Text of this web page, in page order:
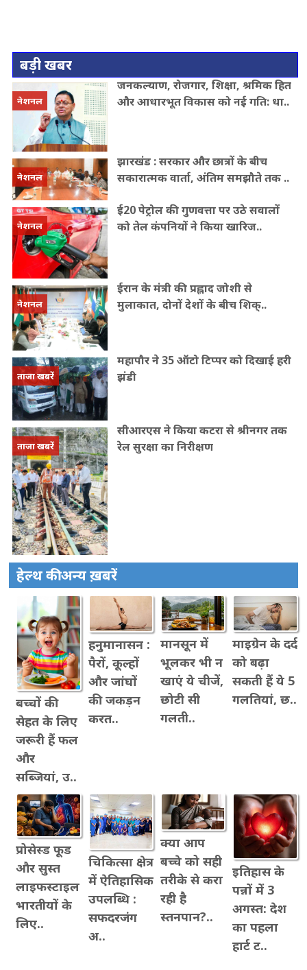
बड़ी खबर
नेशनल
जनकल्याण, रोजगार, शिक्षा, श्रमिक हित
और आधारभूत विकास को नई गति: धा..
नेशनल
झारखंड : सरकार और छात्रों के बीच
सकारात्मक वार्ता, अंतिम समझौते तक ..
नेशनल
ई20 पेट्रोल की गुणवत्ता पर उठे सवालों
को तेल कंपनियों ने किया खारिज..
नेशनल
ईरान के मंत्री की प्रह्लाद जोशी से
मुलाकात, दोनों देशों के बीच शिक्..
ताजा खबरें
महापौर ने 35 ऑटो टिप्पर को दिखाई हरी
झंडी
ताजा खबरें
सीआरएस ने किया कटरा से श्रीनगर तक
रेल सुरक्षा का निरीक्षण
हेल्थ की अन्य ख़बरें
बच्चों की
सेहत के लिए
जरूरी हैं फल
और
सब्जियां, उ..
हनुमानासन :
पैरों, कूल्हों
और जांघों
की जकड़न
करत..
मानसून में
भूलकर भी न
खाएं ये चीजें,
छोटी सी
गलती..
माइग्रेन के दर्द
को बढ़ा
सकती हैं ये 5
गलतियां, छ..
प्रोसेस्ड फूड
और सुस्त
लाइफस्टाइल
भारतीयों के
लिए..
चिकित्सा क्षेत्र
में ऐतिहासिक
उपलब्धि :
सफदरजंग
अ..
क्या आप
बच्चे को सही
तरीके से करा
रही है
स्तनपान?..
इतिहास के
पन्नों में 3
अगस्त: देश
का पहला
हार्ट ट..